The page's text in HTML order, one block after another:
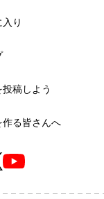
入り
投稿しよう
作る皆さんへ